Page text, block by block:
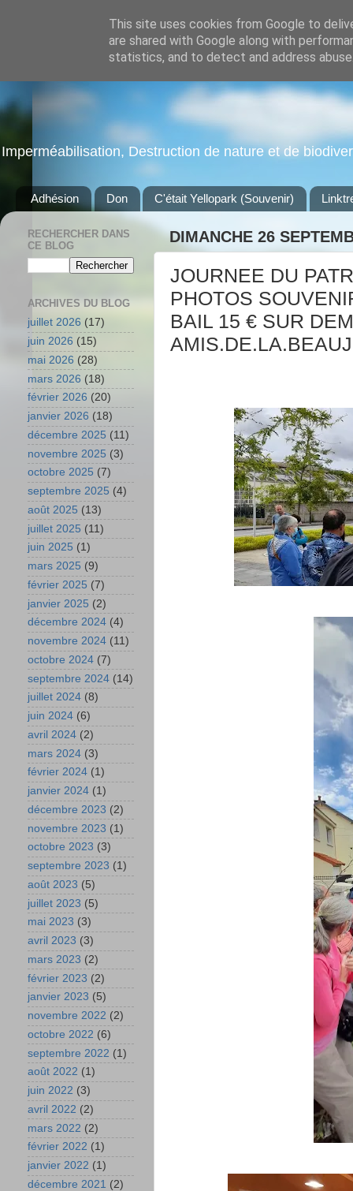
Imperméabilisation, Destruction de nature et de
Adhésion Don C'était Yellopark (Souvenir)
DIMANCHE 26
JOURNEE DU
PHOTOS
BAIL 15 € SUR
RECHERCHER DANS
CE BLOG
ARCHIVES DU BLOG
juillet 2026 (17)
juin 2026 (15)
mai 2026 (28)
mars 2026 (18)
février 2026 (20)
janvier 2026 (18)
décembre 2025 (11)
novembre 2025 (3)
octobre 2025 (7)
septembre 2025 (4)
août 2025 (13)
juillet 2025 (11)
juin 2025 (1)
mars 2025 (9)
février 2025 (7)
janvier 2025 (2)
décembre 2024 (4)
novembre 2024 (11)
octobre 2024 (7)
septembre 2024 (14)
juillet 2024 (8)
juin 2024 (6)
avril 2024 (2)
mars 2024 (3)
février 2024 (1)
janvier 2024 (1)
décembre 2023 (2)
novembre 2023 (1)
octobre 2023 (3)
septembre 2023 (1)
août 2023 (5)
juillet 2023 (5)
mai 2023 (3)
avril 2023 (3)
mars 2023 (2)
février 2023 (2)
janvier 2023 (5)
novembre 2022 (2)
octobre 2022 (6)
septembre 2022 (1)
août 2022 (1)
juin 2022 (3)
avril 2022 (2)
mars 2022 (2)
février 2022 (1)
janvier 2022 (1)
décembre 2021 (2)
This site uses cookies from Google to
are shared with Google along with
statistics, and to detect and address